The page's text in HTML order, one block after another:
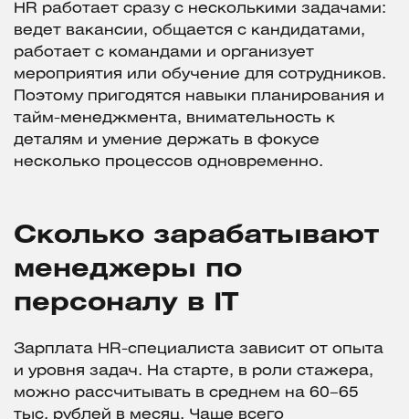
HR работает сразу с несколькими задачами:
ведет вакансии, общается с кандидатами,
работает с командами и организует
мероприятия или обучение для сотрудников.
Поэтому пригодятся навыки планирования и
тайм-менеджмента, внимательность к
деталям и умение держать в фокусе
несколько процессов одновременно.
Сколько зарабатывают
менеджеры по
персоналу в IT
Зарплата HR-специалиста зависит от опыта
и уровня задач. На старте, в роли стажера,
можно рассчитывать в среднем на 60–65
тыс. рублей в месяц. Чаще всего